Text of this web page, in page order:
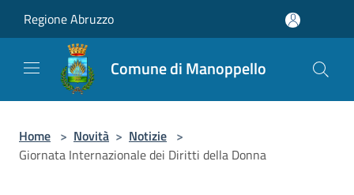
Regione Abruzzo
Comune di Manoppello
Home > Novità > Notizie >
Giornata Internazionale dei Diritti della Donna